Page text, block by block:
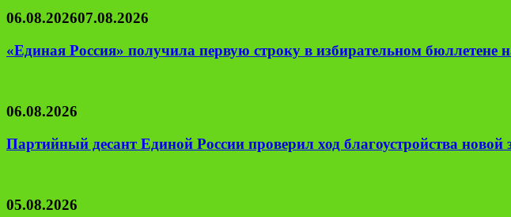
06.08.202607.08.2026
«Единая Россия» получила первую строку в избирательном бюллетене
06.08.2026
Партийный десант Единой России проверил ход благоустройства
05.08.2026